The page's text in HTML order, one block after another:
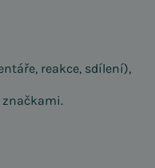
reakce, sdílení),
značkami.